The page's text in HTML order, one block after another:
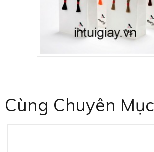
Cùng Chuyên Mục